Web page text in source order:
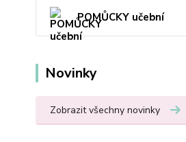
POMŮCKY učební
Novinky
Zobrazit všechny novinky